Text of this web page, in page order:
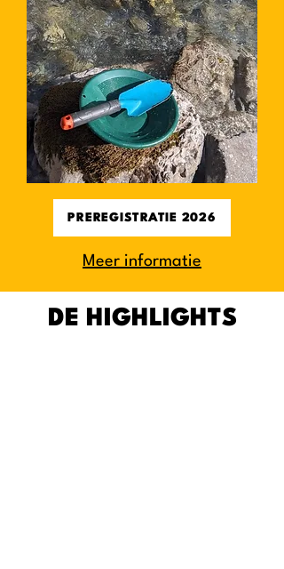
PREREGISTRATIE 2026
Meer informatie
DE HIGHLIGHTS